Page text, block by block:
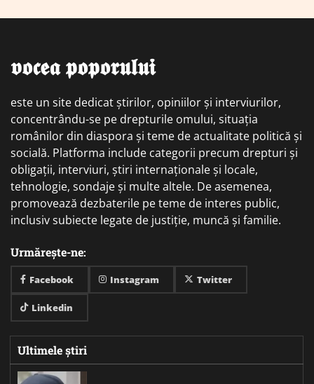
𝖛𝖔𝖈𝖊𝖆 𝖕𝖔𝖕𝖔𝖗𝖚𝖑𝖚𝖎
este un site dedicat știrilor, opiniilor și interviurilor,
concentrându-se pe drepturile omului, situația
românilor din diaspora și teme de actualitate politică și
socială. Platforma include categorii precum drepturi și
obligații, interviuri, știri internaționale și locale,
tehnologie, sondaje și multe altele. De asemenea,
promovează dezbaterile pe teme de interes public,
inclusiv subiecte legate de justiție, muncă și familie.
Urmărește-ne:
Facebook Instagram Twitter
Linkedin
Ultimele știri